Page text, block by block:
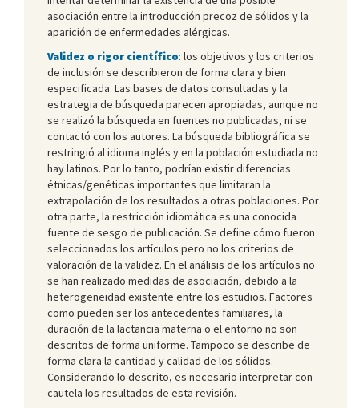
asociación entre la introducción precoz de sólidos y la
aparición de enfermedades alérgicas.
Validez o rigor científico: los objetivos y los criterios
de inclusión se describieron de forma clara y bien
especificada. Las bases de datos consultadas y la
estrategia de búsqueda parecen apropiadas, aunque no
se realizó la búsqueda en fuentes no publicadas, ni se
contactó con los autores. La búsqueda bibliográfica se
restringió al idioma inglés y en la población estudiada no
hay latinos. Por lo tanto, podrían existir diferencias
étnicas/genéticas importantes que limitaran la
extrapolación de los resultados a otras poblaciones. Por
otra parte, la restricción idiomática es una conocida
fuente de sesgo de publicación. Se define cómo fueron
seleccionados los artículos pero no los criterios de
valoración de la validez. En el análisis de los artículos no
se han realizado medidas de asociación, debido a la
heterogeneidad existente entre los estudios. Factores
como pueden ser los antecedentes familiares, la
duración de la lactancia materna o el entorno no son
descritos de forma uniforme. Tampoco se describe de
forma clara la cantidad y calidad de los sólidos.
Considerando lo descrito, es necesario interpretar con
cautela los resultados de esta revisión.